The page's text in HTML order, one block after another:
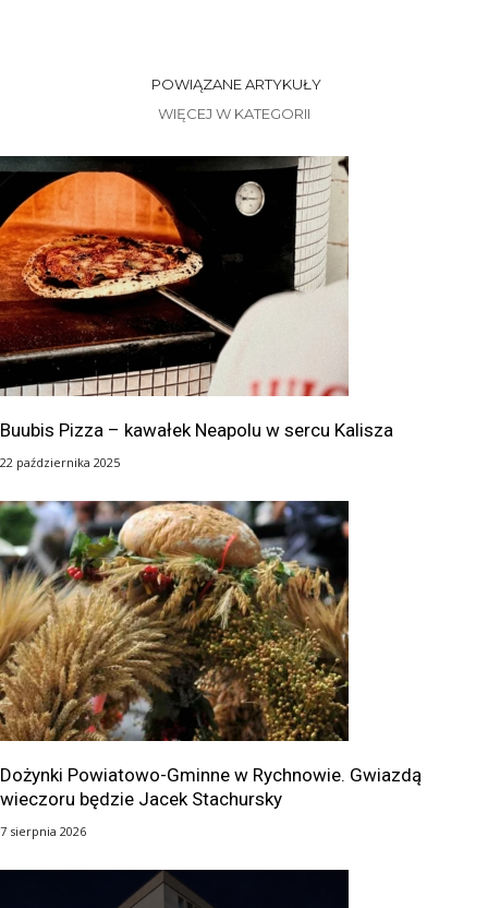
POWIĄZANE ARTYKUŁY
WIĘCEJ W KATEGORII
Buubis Pizza – kawałek Neapolu w sercu Kalisza
22 października 2025
Dożynki Powiatowo-Gminne w Rychnowie. Gwiazdą
wieczoru będzie Jacek Stachursky
7 sierpnia 2026